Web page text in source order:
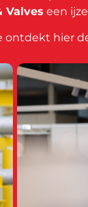
Valves een
hier